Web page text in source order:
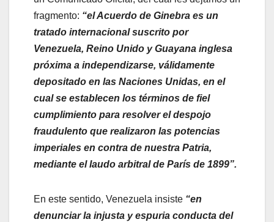
fragmento: “el Acuerdo de Ginebra es un
tratado internacional suscrito por
Venezuela, Reino Unido y Guayana inglesa
próxima a independizarse, válidamente
depositado en las Naciones Unidas, en el
cual se establecen los términos de fiel
cumplimiento para resolver el despojo
fraudulento que realizaron las potencias
imperiales en contra de nuestra Patria,
mediante el laudo arbitral de París de 1899”.
En este sentido, Venezuela insiste “en
denunciar la injusta y espuria conducta del